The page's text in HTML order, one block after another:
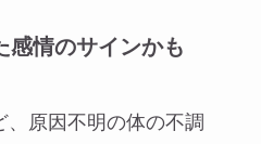
感情のサインかも
原因不明の体の不調